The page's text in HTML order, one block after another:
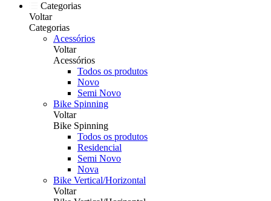
Categorias
Voltar
Categorias
Acessórios
Voltar
Acessórios
Todos os produtos
Novo
Semi Novo
Bike Spinning
Voltar
Bike Spinning
Todos os produtos
Residencial
Semi Novo
Nova
Bike Vertical/Horizontal
Voltar